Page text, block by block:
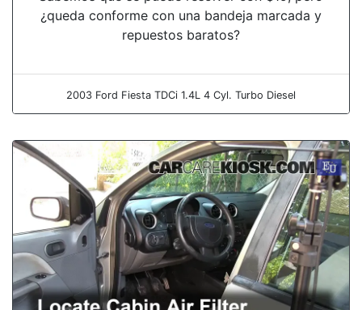
¿queda conforme con una bandeja marcada y
repuestos baratos?
2003 Ford Fiesta TDCi 1.4L 4 Cyl. Turbo Diesel